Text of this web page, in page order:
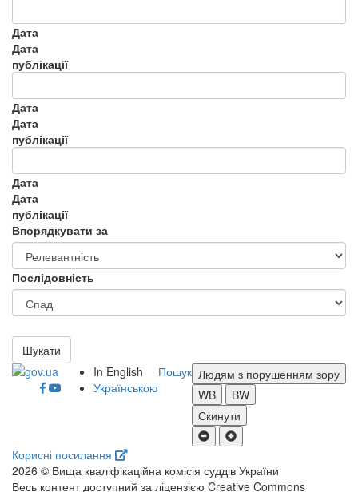
Дата
Дата
публікації
Дата
Дата
публікації
Дата
Дата
публікації
Впорядкувати за
Послідовність
Шукати
Людям з порушенням зору
WB
BW
Скинути
Пошук
In English
Українською
Корисні посилання
2026 © Вища кваліфікаційна комісія суддів України
Весь контент доступний за ліцензією Creative Commons